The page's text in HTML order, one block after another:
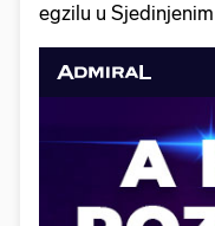
egzilu u